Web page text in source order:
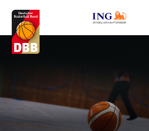
OFFIZIELLER HAUPTSPONSOR